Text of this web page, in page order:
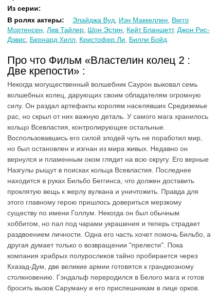
Из серии:
В ролях актеры: Элайджа Вуд Иэн Маккеллен
Вигго
Мортенсен Лив Тайлер Шон Эстин Кейт Бланшетт, Джон Рис-
Дэвис Бернард Хилл Кристофер Ли Билли Бойд
Про что Фильм «Властелин колец 2 :
Две крепости» :
Некогда могущественный волшебник Саурон выковал семь
волшебных колец, дарующих своим обладателям огромную
силу. Он раздал артефакты королям населявших Средиземье
рас, но скрыл от них важную деталь. У самого мага хранилось
кольцо Всевластия, контролирующее остальные.
Воспользовавшись его силой злодей чуть не поработил мир,
но был остановлен и изгнан из мира живых. Недавно он
вернулся и пламенным оком глядит на всю округу. Его верные
Назгулы рыщут в поисках кольца Всевластия. Последнее
находится в руках Бильбо Беггинса, что должен доставить
проклятую вещь к жерлу вулкана и уничтожить. Правда для
этого главному герою пришлось довериться мерзкому
существу по имени Голлум. Некогда он был обычным
хоббитом, но пал под чарами украшения и теперь страдает
раздвоением личности. Одна его часть хочет помочь Бильбо, а
другая думает только о возвращении "прелести". Пока
компания храбрых полуросликов тайно пробирается через
Кхазад-Дум, две великие армии готовятся к грандиозному
столкновению. Гэндальф переродился в Белого мага и готов
бросить вызов Саруману и его приспешникам в лице орков.